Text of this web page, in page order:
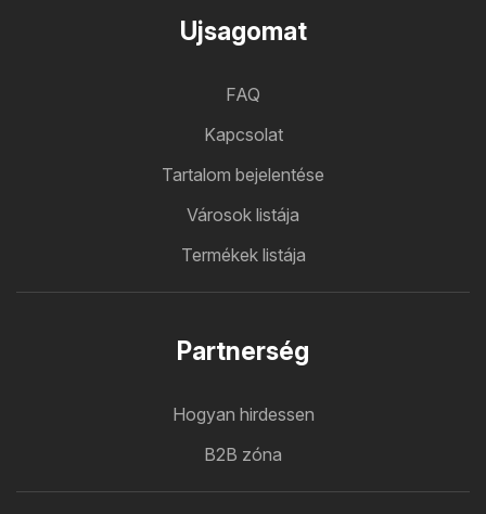
Ujsagomat
FAQ
Kapcsolat
Tartalom bejelentése
Városok listája
Termékek listája
Partnerség
Hogyan hirdessen
B2B zóna